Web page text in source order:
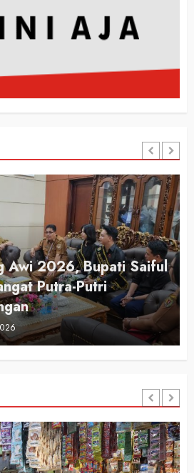
Awi 2026, Bupati Saiful
Putra-Putri